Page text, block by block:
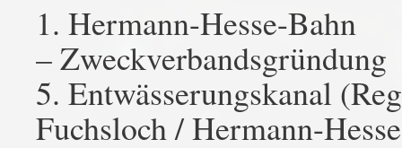
1. Hermann-Hesse-Bahn
– Zweckverbandsgründung
5. Entwässerungskanal
Fuchsloch / Hermann-